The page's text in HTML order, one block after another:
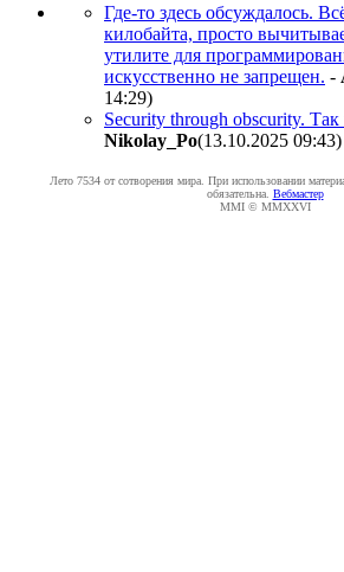
Где-то здесь обсуждалось.
килобайта, просто
утилите для
искусственно не запрещен. -
14:29)
Security through obscurity.
Nikolay_Po(13.10.2025 09:43)
Лето 7534 от сотворения мира. При использовании
обязательна. Вебмастер
MMI © MMXXVI